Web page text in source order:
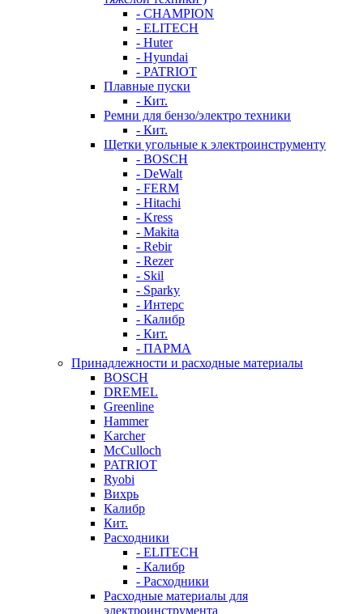
- CHAMPION
- ELITECH
- Huter
- Hyundai
- PATRIOT
Плавные пуски
- Кит.
Ремни для бензо/электро техники
- Кит.
Щетки угольные к электроинструменту
- BOSCH
- DeWalt
- FERM
- Hitachi
- Kress
- Makita
- Rebir
- Rezer
- Skil
- Sparky
- Интерс
- Калибр
- Кит.
- ПАРМА
Принадлежности и расходные материалы
BOSCH
DREMEL
Greenline
Hammer
Karcher
McCulloch
PATRIOT
Ryobi
Вихрь
Калибр
Кит.
Расходники
- ELITECH
- Калибр
- Расходники
Расходные материалы для
электроинструмента